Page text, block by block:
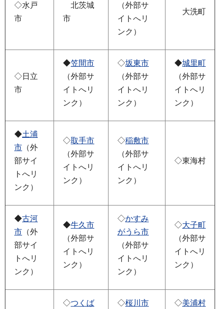
◇水戸
市
北茨城
市
（外部サ
イトへリ
ンク）
大洗町
◇日立
市
◆笠間市
（外部サ
イトへリ
ンク）
◇坂東市
（外部サ
イトへリ
ンク）
◆城里町
（外部サ
イトへリ
ンク）
◆土浦
市 （外
部サイ
トへリ
ンク）
◇取手市
（外部サ
イトへリ
ンク）
◇稲敷市
（外部サ
イトへリ
ンク）
◇東海村
◆古河
市 （外
部サイ
トへリ
ンク）
◆牛久市
（外部サ
イトへリ
ンク）
◇かすみ
がうら市
（外部サ
イトへリ
ンク）
◇大子町
（外部サ
イトへリ
ンク）
◇つくば
◇桜川市
◇美浦村